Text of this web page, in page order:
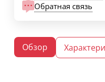
Обратная связь
Обзор